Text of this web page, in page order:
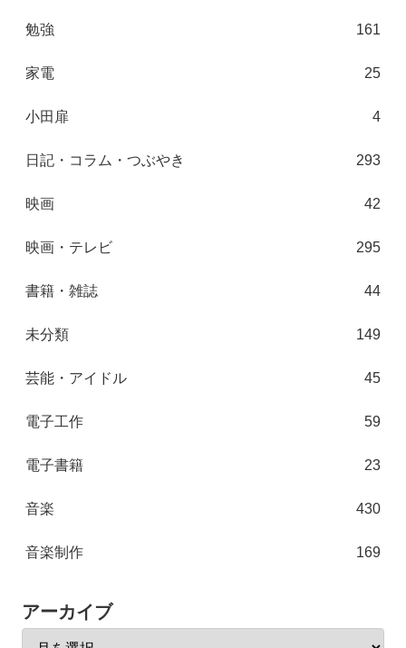
勉強 161
家電 25
小田扉 4
日記・コラム・つぶやき 293
映画 42
映画・テレビ 295
書籍・雑誌 44
未分類 149
芸能・アイドル 45
電子工作 59
電子書籍 23
音楽 430
音楽制作 169
アーカイブ